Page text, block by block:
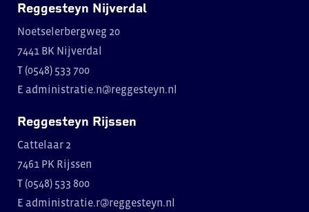
Reggesteyn Nijverdal
Noetselerbergweg 20
7441 BK Nijverdal
T (0548) 533 700
E administratie.n@reggesteyn.nl
Reggesteyn Rijssen
Cattelaar 2
7461 PK Rijssen
T (0548) 533 800
E administratie.r@reggesteyn.nl